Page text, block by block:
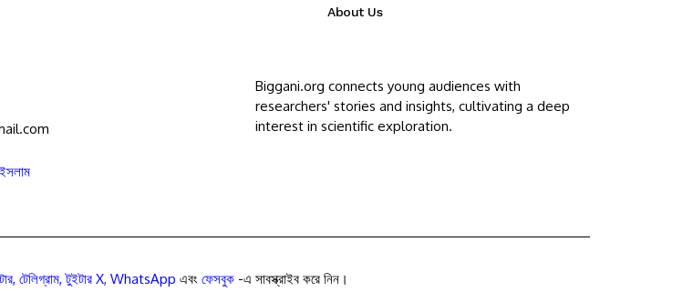
About Us
Biggani.org connects young audiences with
researchers' stories and insights, cultivating a deep
interest in scientific exploration.
, টেলিগ্রাম,টুইটার X, WhatsApp এবং ফেসবুক -এ সাবস্ক্রাইব করে নিন।